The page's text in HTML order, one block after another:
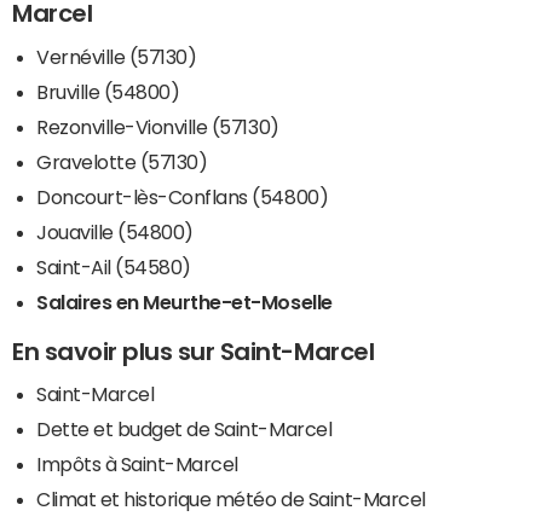
Marcel
Vernéville (57130)
Bruville (54800)
Rezonville-Vionville (57130)
Gravelotte (57130)
Doncourt-lès-Conflans (54800)
Jouaville (54800)
Saint-Ail (54580)
Salaires en Meurthe-et-Moselle
En savoir plus sur Saint-Marcel
Saint-Marcel
Dette et budget de Saint-Marcel
Impôts à Saint-Marcel
Climat et historique météo de Saint-Marcel